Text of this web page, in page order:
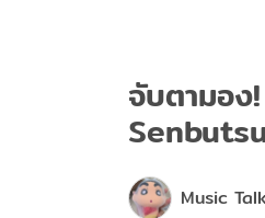
จับตามอง
Music